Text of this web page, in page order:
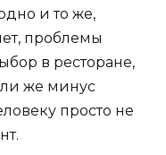
и то же,
проблемы
в ресторане,
же минус
просто не